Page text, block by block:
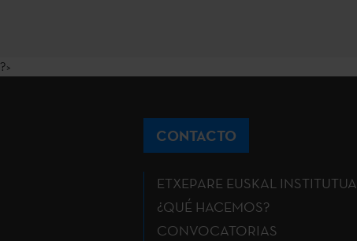
?>
CONTACTO
ETXEPARE EUSKAL INSTITUTUA
¿QUÉ HACEMOS?
CONVOCATORIAS